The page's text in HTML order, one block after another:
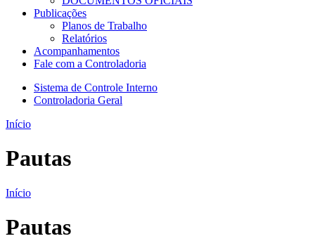
Publicações
Planos de Trabalho
Relatórios
Acompanhamentos
Fale com a Controladoria
Sistema de Controle Interno
Controladoria Geral
Início
Pautas
Início
Pautas